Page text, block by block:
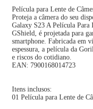
Película para Lente de
Proteja a câmera do seu
Galaxy S23 A Película Para
GShield, é projetada para
smartphone. Fabricada em
espessura, a película da
e riscos do cotidiano.
EAN: 7900168014723
Itens inclusos:
01 Película para Lente de